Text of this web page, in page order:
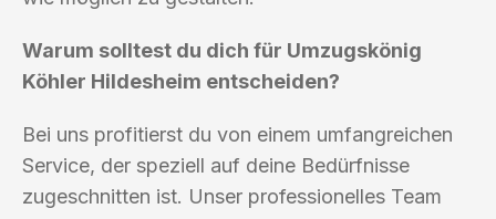
Warum solltest du dich für Umzugskönig
Köhler Hildesheim entscheiden?
Bei uns profitierst du von einem umfangreichen
Service, der speziell auf deine Bedürfnisse
zugeschnitten ist. Unser professionelles Team